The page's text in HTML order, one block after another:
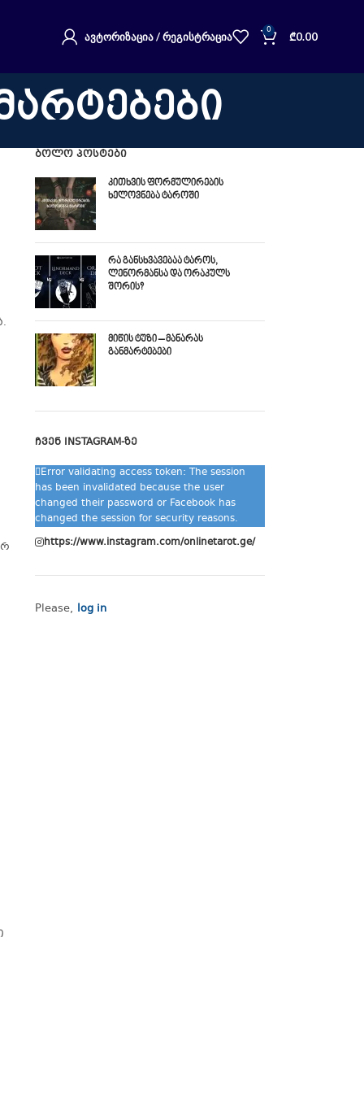
ᲐᲕᲢᲝᲠᲘᲖᲐᲪᲘᲐ / ᲠᲔᲒᲘᲡᲢᲠᲐᲪᲘᲐ 0 ₾0.00
ᲑᲝᲚᲝ ᲞᲝᲡᲢᲔᲑᲘ
კითხვის ფორმულირების
ხელოვნება ტაროში
რა განსხვავებაა ტაროს,
ლენორმანსა და ორაკულს
შორის?
მიწის ტუზი – მანარას
განმარტებები
ᲩᲕᲔᲜ INSTAGRAM-ᲖᲔ
Error validating access token: The session
has been invalidated because the user
changed their password or Facebook has
changed the session for security reasons.
https://www.instagram.com/onlinetarot.ge/
Please, log in